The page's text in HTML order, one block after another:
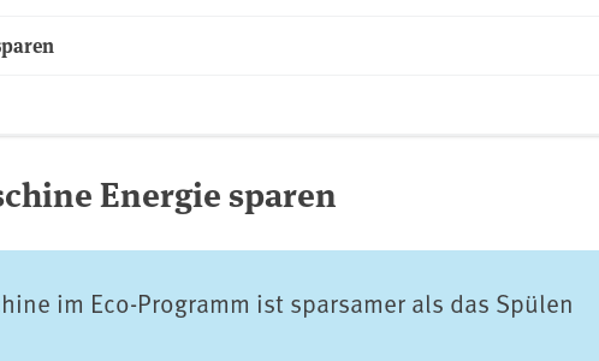
Energie sparen
im Eco-Programm ist sparsamer als das Spülen